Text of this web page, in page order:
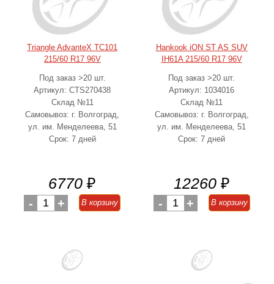
Triangle AdvanteX TC101
215/60 R17 96V
Под заказ >20 шт.
Артикул: CTS270438
Склад №11
Самовывоз: г. Волгоград,
ул. им. Менделеева, 51
Срок: 7 дней
6770 ₽
- 1 + В корзину
Hankook iON ST AS SUV
IH61A 215/60 R17 96V
Под заказ >20 шт.
Артикул: 1034016
Склад №11
Самовывоз: г. Волгоград,
ул. им. Менделеева, 51
Срок: 7 дней
12260 ₽
- 1 + В корзину